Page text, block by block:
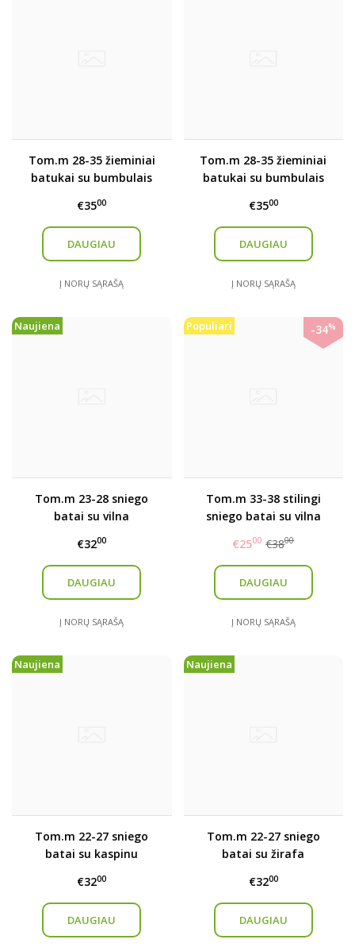
Tom.m 28-35 žieminiai
batukai su bumbulais
€3500
DAUGIAU
Į NORŲ SĄRAŠĄ
Tom.m 28-35 žieminiai
batukai su bumbulais
€3500
DAUGIAU
Į NORŲ SĄRAŠĄ
Naujiena
Tom.m 23-28 sniego
batai su vilna
€3200
DAUGIAU
Į NORŲ SĄRAŠĄ
Populiari -34%
Tom.m 33-38 stilingi
sniego batai su vilna
€2500 €3800
DAUGIAU
Į NORŲ SĄRAŠĄ
Naujiena
Tom.m 22-27 sniego
batai su kaspinu
€3200
DAUGIAU
Naujiena
Tom.m 22-27 sniego
batai su žirafa
€3200
DAUGIAU